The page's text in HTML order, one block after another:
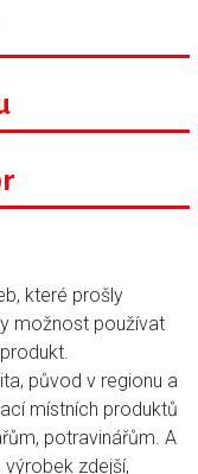
které prošly
možnost používat
původ v regionu a
místních produktů
potravinářům. A
zdejší,